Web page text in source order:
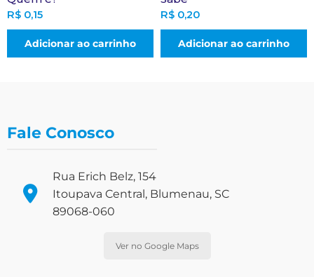
R$ 0,15
Adicionar ao carrinho
R$ 0,20
Adicionar ao carrinho
Fale Conosco
Rua Erich Belz, 154
Itoupava Central, Blumenau, SC
89068-060
Ver no Google Maps